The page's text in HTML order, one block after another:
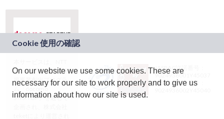
ドコモグループの新
規事業創出プログラ
ム「docomo
STARTUP」を通じて
JASRAC許諾番号：
9024936001Y45037
JASRAC許諾番号：
On our website we use some cookies. These are
necessary for our site to work properly and to give us
information about how our site is used.